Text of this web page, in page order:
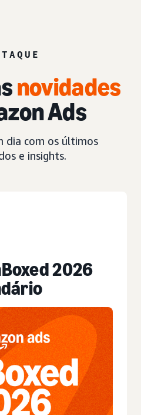
novidades
Ads
dia com os últimos
e insights.
2026